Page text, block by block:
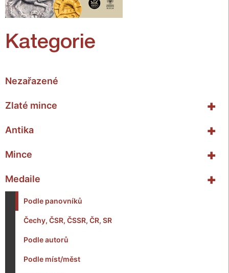
Kategorie
Nezařazené
+
Zlaté mince
+
Antika
+
Mince
+
Medaile
Podle panovníků
Čechy, ČSR, ČSSR, ČR, SR
Podle autorů
Podle míst/měst